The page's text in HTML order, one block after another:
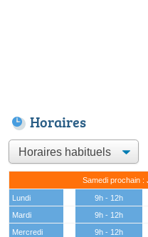
Horaires
Samedi prochain :
Lundi 9h - 12h
Mardi
9h - 12h
Mercredi
9h - 12h